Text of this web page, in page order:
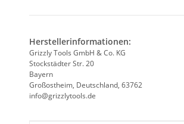
Herstellerinformationen:
Grizzly Tools GmbH & Co. KG
Stockstädter Str. 20
Bayern
Großostheim, Deutschland, 63762
info@grizzlytools.de